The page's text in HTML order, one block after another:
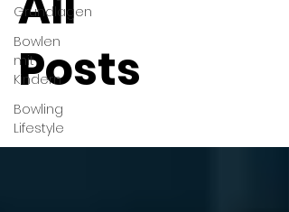
Grundlagen
Bowlen
mit
Kindern
Bowling
Lifestyle
Posts